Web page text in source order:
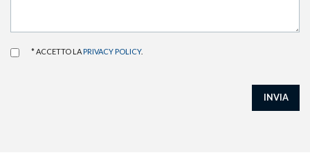
* ACCETTO LA PRIVACY POLICY.
INVIA